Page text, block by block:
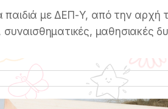
με ΔΕΠ-Υ, από την αρχή
συναισθηματικές, μαθησιακές